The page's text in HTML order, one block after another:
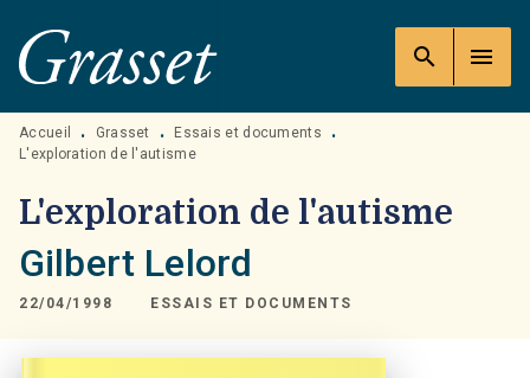
MENU RECHERCHE
PIED DE PAGE
search menu
Accueil • Grasset • Essais et documents
•
L'exploration de l'autisme
L'exploration de l'autisme
Gilbert Lelord
22/04/1998 ESSAIS ET DOCUMENTS